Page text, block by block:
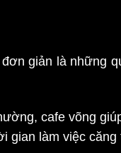
giản là những
cafe võng
gian làm việc căng